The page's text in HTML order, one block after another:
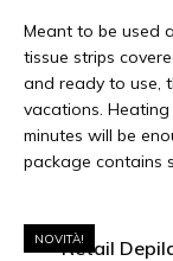
Meant to be used
tissue strips
and ready to use,
vacations.
minutes will be
package contains
NOVITÀ!Retail